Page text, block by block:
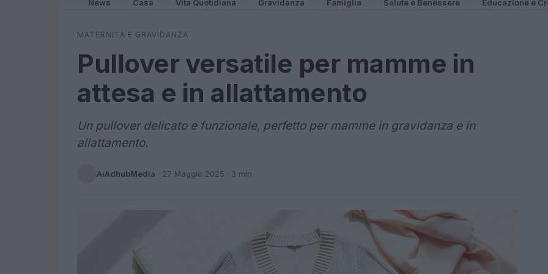
News Casa Vita Quotidiana Gravidanza Famiglia Salute e Benessere Educazione e
MATERNITÀ E GRAVIDANZA
Pullover versatile per mamme in
attesa e in allattamento
Un pullover delicato e funzionale, perfetto per mamme in gravidanza e in
allattamento.
AiAdhubMedia · 27 Maggio 2025 · 3 min